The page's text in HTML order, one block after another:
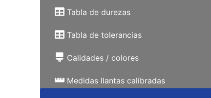
Tabla de durezas
Tabla de tolerancias
Calidades / colores
Medidas llantas calibradas